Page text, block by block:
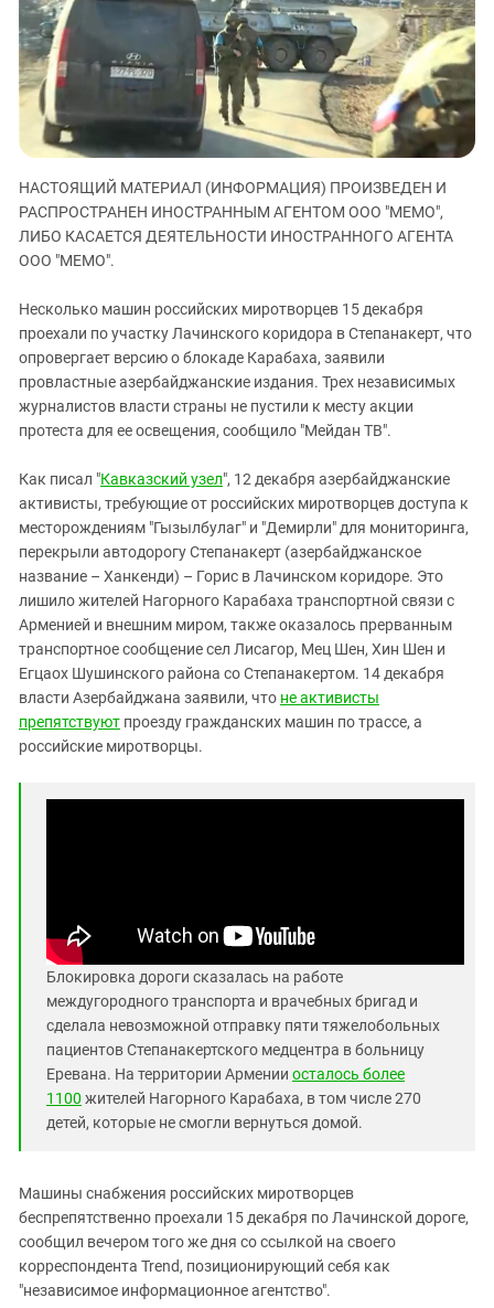
ЗАСТАВЛЯЕТ
КАВКАЗ ЗА ПАЛЕСТИНУ
ИНАКОМЫСЛИЕ В ЧЕЧНЕ
ПРЕСЛЕДОВАНИЕ АКТИВИСТОВ
МОБИЛИЗАЦИЯ И ПРОТЕСТЫ
Дагестан
Ингушетия
Кабардино-Балкария
Калмыкия
Карачаево-Черкесия
Краснодарский край
Российская Федерация
Северная Осетия - Алания
СКФО
Ставропольский край
Чечня
Южный Кавказ
ЮФО
НАСТОЯЩИЙ МАТЕРИАЛ (ИНФОРМАЦИЯ) ПРОИЗВЕДЕН И
РАСПРОСТРАНЕН ИНОСТРАННЫМ АГЕНТОМ ООО "МЕМО",
ЛИБО КАСАЕТСЯ ДЕЯТЕЛЬНОСТИ ИНОСТРАННОГО АГЕНТА
ООО "МЕМО".
Несколько машин российских миротворцев 15 декабря
проехали по участку Лачинского коридора в Степанакерт, что
опровергает версию о блокаде Карабаха, заявили
провластные азербайджанские издания. Трех независимых
журналистов власти страны не пустили к месту акции
протеста для ее освещения, сообщило "Мейдан ТВ".
Как писал "Кавказский узел", 12 декабря азербайджанские
активисты, требующие от российских миротворцев доступа к
месторождениям "Гызылбулаг" и "Демирли" для мониторинга,
перекрыли автодорогу Степанакерт (азербайджанское
название – Ханкенди) – Горис в Лачинском коридоре. Это
лишило жителей Нагорного Карабаха транспортной связи с
Арменией и внешним миром, также оказалось прерванным
транспортное сообщение сел Лисагор, Мец Шен, Хин Шен и
Егцаох Шушинского района со Степанакертом. 14 декабря
власти Азербайджана заявили, что не активисты
препятствуют проезду гражданских машин по трассе, а
российские миротворцы.
Блокировка дороги сказалась на работе
междугородного транспорта и врачебных бригад и
сделала невозможной отправку пяти тяжелобольных
пациентов Степанакертского медцентра в больницу
Еревана. На территории Армении осталось более
1100 жителей Нагорного Карабаха, в том числе 270
детей, которые не смогли вернуться домой.
Машины снабжения российских миротворцев
беспрепятственно проехали 15 декабря по Лачинской дороге,
сообщил вечером того же дня со ссылкой на своего
корреспондента Trend, позиционирующий себя как
"независимое информационное агентство".